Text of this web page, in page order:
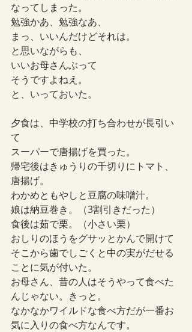
なってしまった。
勉強かあ、勉強なあ、
まっ、いいんだけどそれは。
と思いながらも、
いいお母さんぶって
そうですよねえ。
と、いっておいた。
夕食は、中学校の打ち合わせが長引い
て
スーパーで唐揚げを買った。
帰宅後はきゅうりの千切りにトマト、
唐揚げ。
わかめともやしと豆腐の味噌汁。
娘は納豆巻き。（3割引きだった）
食後は茹で栗。（小さい栗）
おしりのほうをグサッとかんで開けて
そこから歯でしごくと中の実がだせる
ことに気が付いた。
お母さん、昔の人はそうやって食べた
んじゃない。きっと。
なかなかワイルドな食べ方だが一番お
気に入りの食べ方なんです。